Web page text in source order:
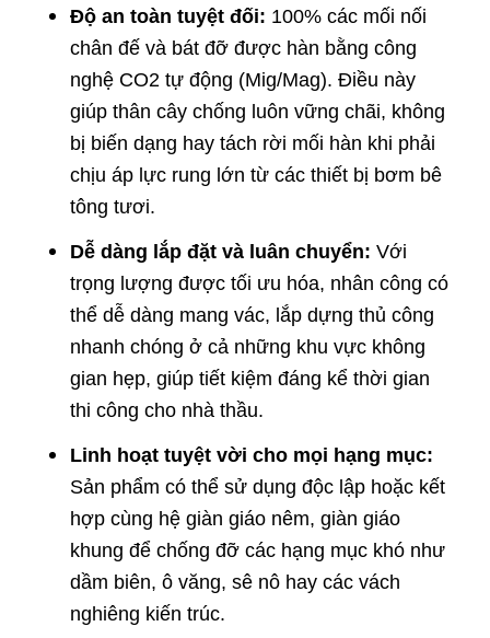
Độ an toàn tuyệt đối: 100% các mối nối
chân đế và bát đỡ được hàn bằng công
nghệ CO2 tự động (Mig/Mag). Điều này
giúp thân cây chống luôn vững chãi, không
bị biến dạng hay tách rời mối hàn khi phải
chịu áp lực rung lớn từ các thiết bị bơm bê
tông tươi.
Dễ dàng lắp đặt và luân chuyển: Với
trọng lượng được tối ưu hóa, nhân công có
thể dễ dàng mang vác, lắp dựng thủ công
nhanh chóng ở cả những khu vực không
gian hẹp, giúp tiết kiệm đáng kể thời gian
thi công cho nhà thầu.
Linh hoạt tuyệt vời cho mọi hạng mục:
Sản phẩm có thể sử dụng độc lập hoặc kết
hợp cùng hệ giàn giáo nêm, giàn giáo
khung để chống đỡ các hạng mục khó như
dầm biên, ô văng, sê nô hay các vách
nghiêng kiến trúc.